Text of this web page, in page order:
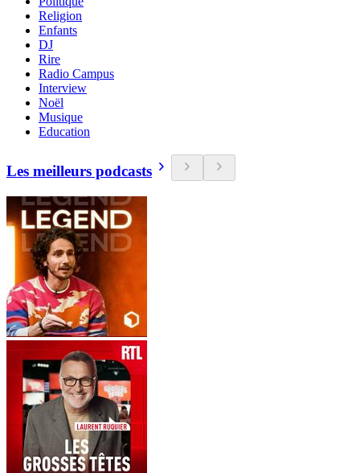
Religion
Enfants
DJ
Rire
Radio Campus
Interview
Noël
Musique
Education
Les meilleurs podcasts